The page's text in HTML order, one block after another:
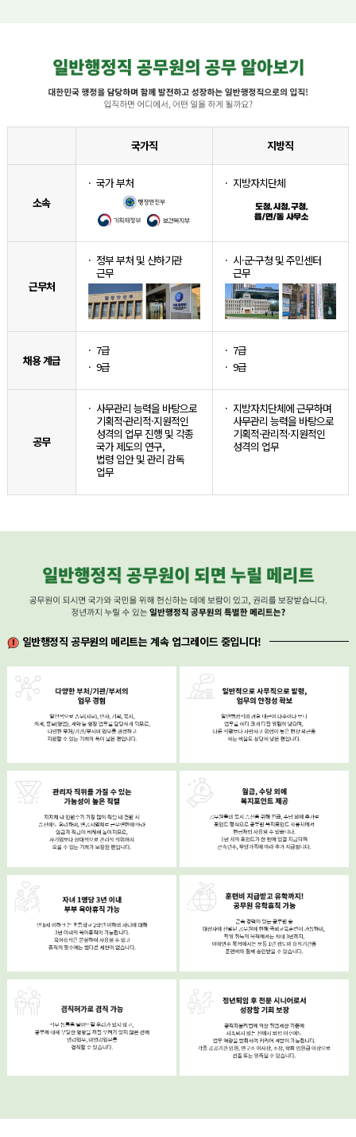
국가직 지방직
소속
국가 부처 지방자치단체
근무처
정부 부처 및 산하기관
근무
시·군·구청 및 주민센터
근무
채용 계급
7급
9급
7급
9급
공무
사무관리 능력을 바탕으로
기획적·관리적·지원적인
성격의 업무 진행 및 각종
국가 제도의 연구,
법령 입안 및 관리 감독
업무
지방자치단체에 근무하며
사무관리 능력을 바탕으로
기획적·관리적·지원적인
성격의 업무
일반행정직 공무원의 메리트는 계속 업그레이드 중입니다!